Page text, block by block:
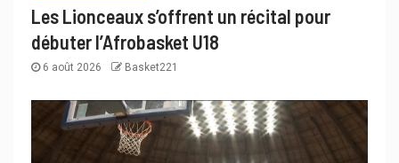
Les Lionceaux s’offrent un récital pour
débuter l’Afrobasket U18
6 août 2026 Basket221